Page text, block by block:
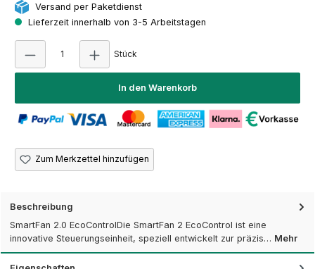
Versand per Paketdienst
Lieferzeit innerhalb von 3-5 Arbeitstagen
Stück
In den Warenkorb
Zum Merkzettel hinzufügen
Beschreibung
SmartFan 2.0 EcoControlDie SmartFan 2 EcoControl ist eine
innovative Steuerungseinheit, speziell entwickelt zur präzis… Mehr